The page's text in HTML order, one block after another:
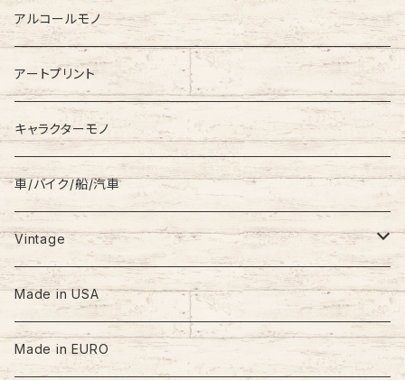
Down Jacket
TOMMY HILFIGER
Levi’s
アルコールモノ
アートプリント
キャラクターモノ
車/バイク/船/汽車
Vintage
60s-70s
80s
Made in USA
Made in EURO